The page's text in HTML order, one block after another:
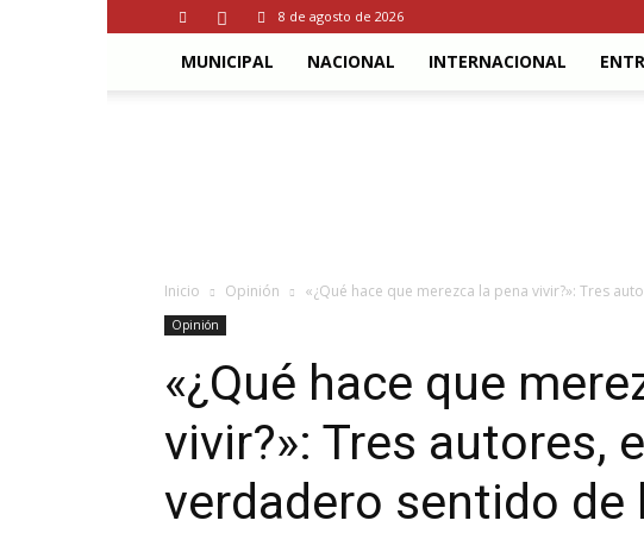
8 de agosto de 2026
MUNICIPAL NACIONAL INTERNACIONAL
Inicio Opinión «¿Qué hace que merezca la pena vivir?»: Tres
Opinión
«¿Qué hace que
vivir?»: Tres autores,
verdadero sentido de